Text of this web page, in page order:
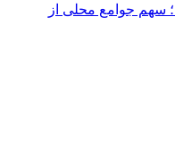
سهم جوامع محلی از